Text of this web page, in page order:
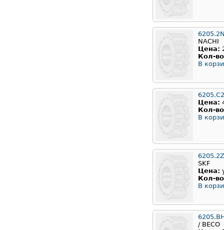
NACHI
Цена:
Кол-
В
Цена:
Кол-
В
SKF
Цена:
Кол-
В
/ BECO